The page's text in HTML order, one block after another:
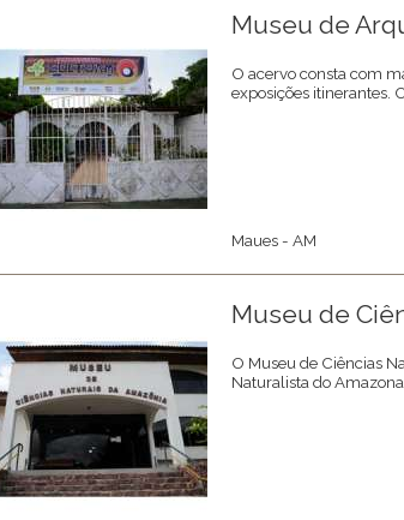
Museu de
O acervo consta com
exposições itinerantes.
Maues - AM
Museu de
O Museu de Ciências
Naturalista do